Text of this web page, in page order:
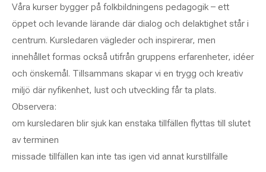
Våra kurser bygger på folkbildningens pedagogik – ett
öppet och levande lärande där dialog och delaktighet står i
centrum. Kursledaren vägleder och inspirerar, men
innehållet formas också utifrån gruppens erfarenheter, idéer
och önskemål. Tillsammans skapar vi en trygg och kreativ
miljö där nyfikenhet, lust och utveckling får ta plats.
Observera:
om kursledaren blir sjuk kan enstaka tillfällen flyttas till slutet
av terminen
missade tillfällen kan inte tas igen vid annat kurstillfälle